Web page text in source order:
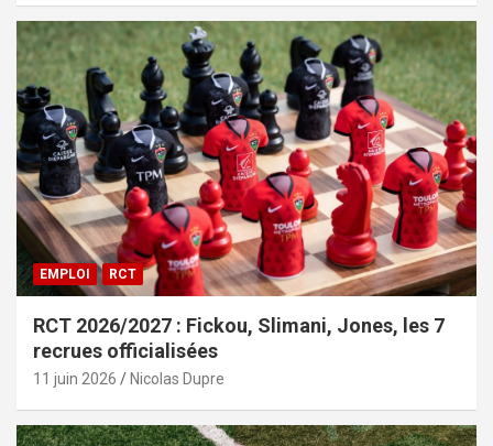
EMPLOI RCT
RCT 2026/2027 : Fickou, Slimani, Jones, les 7
recrues officialisées
11 juin 2026 Nicolas Dupre